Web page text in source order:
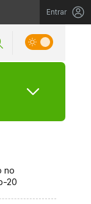
Entrar
no
20